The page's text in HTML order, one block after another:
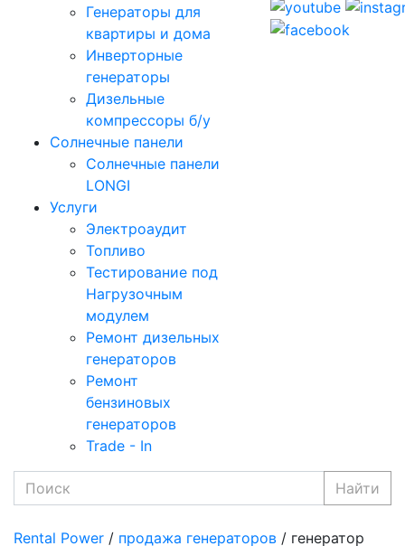
Генераторы для
квартиры и дома
Инверторные
генераторы
Дизельные
компрессоры б/у
Солнечные панели
Солнечные панели
LONGI
Услуги
Электроаудит
Топливо
Тестирование под
Нагрузочным
модулем
Ремонт дизельных
генераторов
Ремонт
бензиновых
генераторов
Trade - In
Найти
Rental Power / продажа генераторов / генератор